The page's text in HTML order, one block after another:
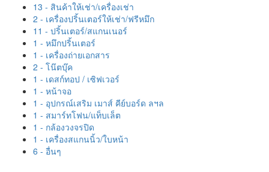
13 - สินค้าให้เช่า/เครื่องเช่า
2 - เครื่องปริ้นเตอร์ให้เช่า/ฟรีหมึก
11 - ปริ้นเตอร์/สแกนเนอร์
1 - หมึกปริ้นเตอร์
1 - เครื่องถ่ายเอกสาร
2 - โน๊ตบุ๊ค
1 - เดสก์ทอป / เซิฟเวอร์
1 - หน้าจอ
1 - อุปกรณ์เสริม เมาส์ คีย์บอร์ด ลฯล
1 - สมาร์ทโฟน/แท็บเล็ต
1 - กล้องวงจรปิด
1 - เครื่องสแกนนิ้ว/ใบหน้า
6 - อื่นๆ